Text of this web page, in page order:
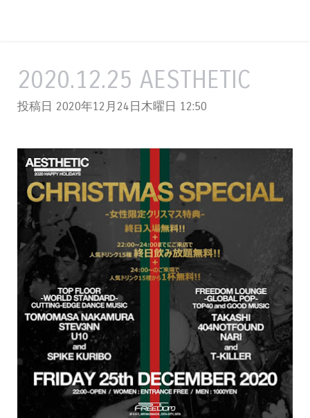
2020.12.25 AESTHETIC
投稿日 2020年12月24日木曜日 12:50